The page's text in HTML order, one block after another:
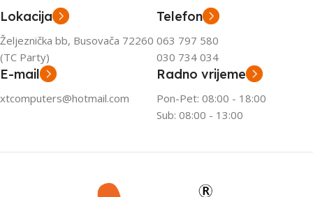
Lokacija
Željeznička bb, Busovača 72260
(TC Party)
Telefon
063 797 580
030 734 034
E-mail
xtcomputers@hotmail.com
Radno vrijeme
Pon-Pet: 08:00 - 18:00
Sub: 08:00 - 13:00